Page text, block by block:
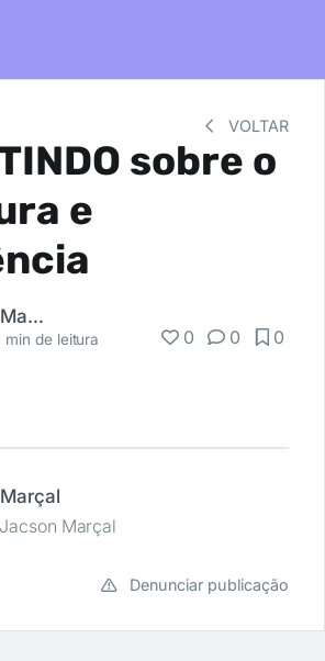
VOLTAR
sobre o
e
Jacson Marçal
min de leitura 0 0 0
Marçal
Denunciar publicação